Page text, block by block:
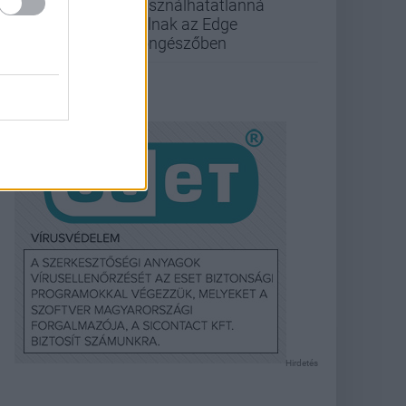
használhatatlanná
válnak az Edge
böngészőben
Hirdetés